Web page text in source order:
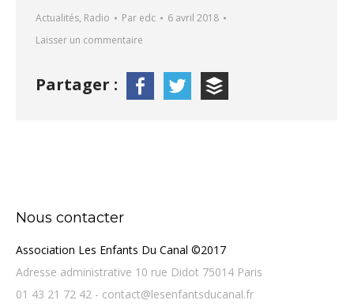
Actualités, Radio Par edc
6 avril 2018
Laisser un commentaire
Partager :
Nous contacter
Association Les Enfants Du Canal ©2017
Adresse administrative 10 rue Didot 75014 Paris
01 43 21 72 42 - contact@lesenfantsducanal.fr